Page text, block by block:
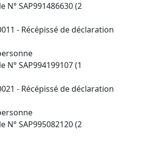
N° SAP991486630 (2
- Récépissé de déclaration
N° SAP994199107 (1
- Récépissé de déclaration
N° SAP995082120 (2